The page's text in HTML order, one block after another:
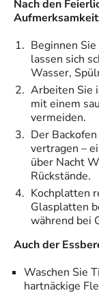
Nach den
Beginnen
lassen sich
Wasser,
Arbeiten Sie
mit einem
vermeiden.
Der
vertragen –
über Nacht
Rückstände.
Kochplatten
Glasplatten
während bei
Auch der
Waschen Sie
hartnäckige